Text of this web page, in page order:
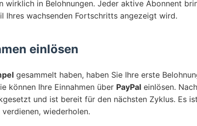
wirklich in Belohnungen. Jeder aktive Abonnent
Ihres wachsenden Fortschritts angezeigt wird.
einlösen
gesammelt haben, haben Sie Ihre erste
können Ihre Einnahmen über PayPal einlösen.
und ist bereit für den nächsten Zyklus. Es
wiederholen.